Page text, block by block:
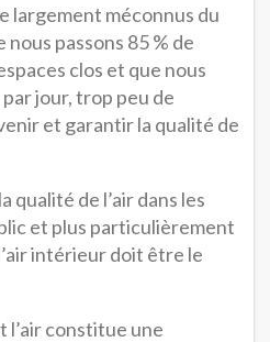
largement méconnus du
passons 85 % de
clos et que nous
par jour, trop peu de
et garantir la qualité de
de l’air dans les
et plus particulièrement
intérieur doit être le
l’air constitue une